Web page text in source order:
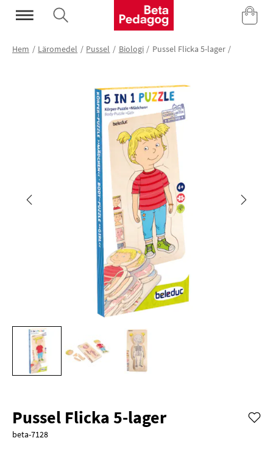
Mina Sidor
Hem Läromedel Pussel Biologi Pussel Flicka 5-lager
Pussel Flicka 5-lager
beta-7128